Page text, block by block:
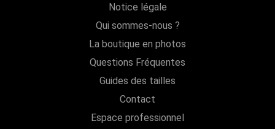
Notice légale
Qui sommes-nous ?
La boutique en photos
Questions Fréquentes
Guides des tailles
Contact
Espace professionnel